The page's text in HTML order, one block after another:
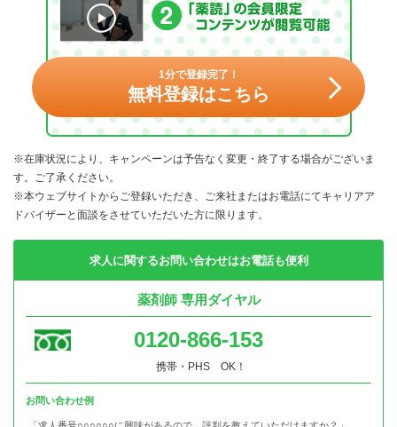
※在庫状況により、キャンペーンは予告なく変更・終了する場合がございま
す。ご了承ください。
※本ウェブサイトからご登録いただき、ご来社またはお電話にてキャリアア
ドバイザーと面談をさせていただいた方に限ります。
1分で登録完了！
無料登録はこちら
求人に関するお問い合わせはお電話も便利
薬剤師 専用ダイヤル
0120-866-153
携帯・PHS OK！
お問い合わせ例